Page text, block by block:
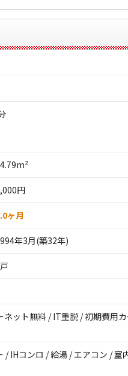
円
ヶ月
年3月(築32年)
ット無料 / IT重説 / 初期費用
/ IHコンロ / 給湯 / エアコン / 室